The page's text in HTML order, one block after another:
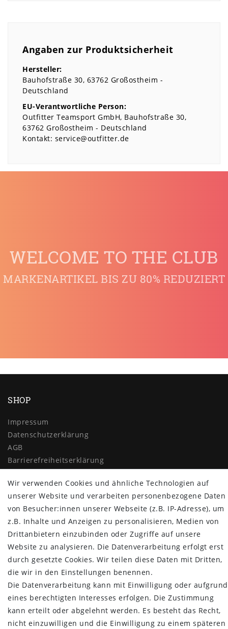
Angaben zur Produktsicherheit
Hersteller:
Bauhofstraße 30 63762 Großostheim
Deutschland
EU-Verantwortliche Person:
Outfitter Teamsport GmbH Bauhofstraße 30
63762 Großostheim
Deutschland
Kontakt: service@outfitter.de
WELCOME TO THE CLUB
MARKENARTIKEL BIS ZU 80% REDUZIERT
SHOP
Impressum
Daten­schutz­erklärung
AGB
Barrierefreiheitserklärung
Vertrag widerrufen
MYPOPUPCLUB
Über uns
Retoure
Versand- und Zahlungsbedingungen
NEWSLETTER
E-MAIL **
Newsletter
Honig
Hiermit bestätige ich, dass ich die Daten­schutz­erklärunggelesen habe.
Wir verwenden Cookies und ähnliche Technologien auf
unserer Website und verarbeiten personenbezogene Daten
von Besucher:innen unserer Webseite (z.B. IP-Adresse), um
z.B. Inhalte und Anzeigen zu personalisieren, Medien von
Drittanbietern einzubinden oder Zugriffe auf unsere
Website zu analysieren. Die Datenverarbeitung erfolgt erst
durch gesetzte Cookies. Wir teilen diese Daten mit Dritten,
die wir in den Einstellungen benennen.
Die Datenverarbeitung kann mit Einwilligung oder aufgrund
eines berechtigten Interesses erfolgen. Die Zustimmung
kann erteilt oder abgelehnt werden. Es besteht das Recht,
nicht einzuwilligen und die Einwilligung zu einem späteren